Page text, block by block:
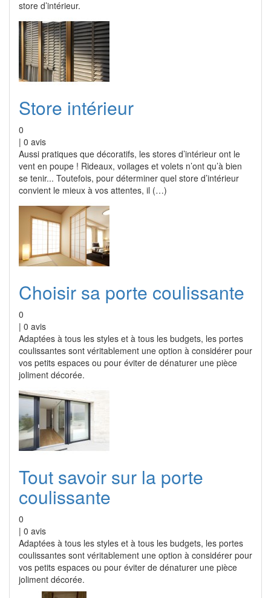
store d’intérieur.
Store intérieur
0
| 0 avis
Aussi pratiques que décoratifs, les stores d’intérieur ont le
vent en poupe ! Rideaux, voilages et volets n’ont qu’à bien
se tenir... Toutefois, pour déterminer quel store d’intérieur
convient le mieux à vos attentes, il (…)
Choisir sa porte coulissante
0
| 0 avis
Adaptées à tous les styles et à tous les budgets, les portes
coulissantes sont véritablement une option à considérer pour
vos petits espaces ou pour éviter de dénaturer une pièce
joliment décorée.
Tout savoir sur la porte
coulissante
0
| 0 avis
Adaptées à tous les styles et à tous les budgets, les portes
coulissantes sont véritablement une option à considérer pour
vos petits espaces ou pour éviter de dénaturer une pièce
joliment décorée.